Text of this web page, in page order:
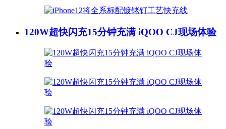
120W超快闪充15分钟充满 iQOO CJ现场体验